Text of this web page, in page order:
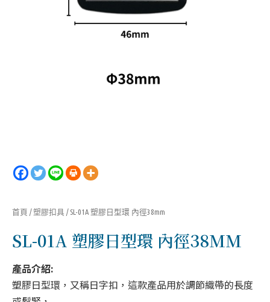
首頁 /塑膠扣具 / SL-01A 塑膠日型環 內徑38mm
SL-01A 塑膠日型環 內徑38MM
產品介紹:
塑膠日型環，又稱日字扣，這款產品用於調節織帶的長度